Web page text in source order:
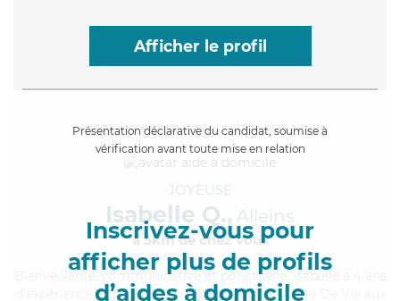
Afficher le profil
Présentation déclarative du candidat, soumise à
vérification avant toute mise en relation
Inscrivez-vous pour
afficher plus de profils
d’aides à domicile
JOYEUSE
Isabelle Q., Alleins
à 5km de chez Vous
, communicative et ponctuelle, Isabelle a 4 ans
d'expérience et possède un diplôme d'Assistante De Vie aux